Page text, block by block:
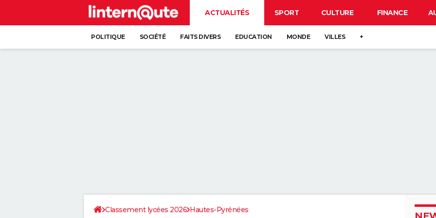
ACTUALITÉS SPORT CULTURE FINANCE
POLITIQUE SOCIÉTÉ FAITS DIVERS EDUCATION MONDE VILLES +
Classement lycées 2026 Hautes-Pyrénées